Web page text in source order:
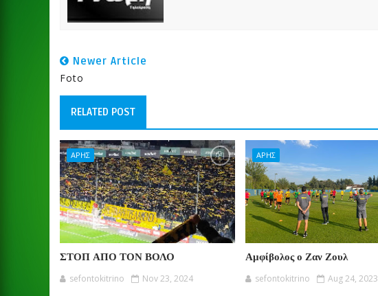
Newer Article
Foto
RELATED POST
ΑΡΗΣ
ΣΤΟΠ ΑΠΟ ΤΟΝ ΒΟΛΟ
sefontokitrino Nov 23, 2024
ΑΡΗΣ
Αμφίβολος ο Ζαν Ζουλ
sefontokitrino Aug 24, 2023